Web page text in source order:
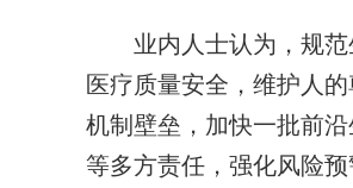
业内人士认为，规范
医疗质量安全，维护人
机制壁垒，加快一批前
等多方责任，强化风险